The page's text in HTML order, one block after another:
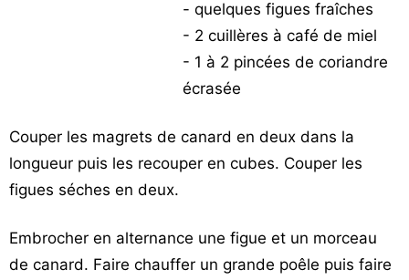
adresses
- quelques figues fraîches
- 2 cuillères à café de miel
- 1 à 2 pincées de coriandre
écrasée
Couper les magrets de canard en deux dans la
longueur puis les recouper en cubes. Couper les
figues séches en deux.
Embrocher en alternance une figue et un morceau
de canard. Faire chauffer un grande poêle puis faire